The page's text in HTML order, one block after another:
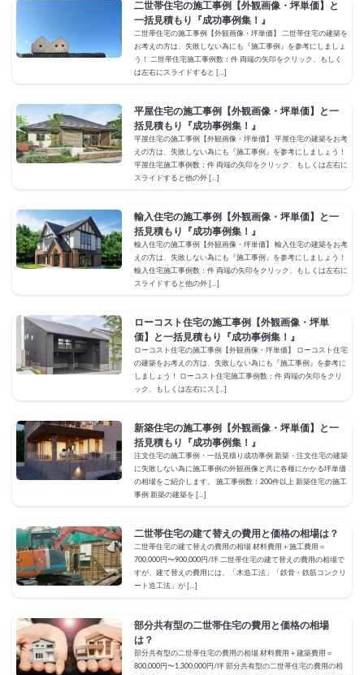
二世帯住宅の施工事例【外観画像・坪単価】と
一括見積もり『成功事例集！』
二世帯住宅の施工事例【外観画像・坪単価】 二世帯住宅の建築を
お考えの方は、失敗しない為にも『施工事例』を参考にしましょ
う！ 二世帯住宅施工事例数：件 両端の矢印をクリック、もしく
は左右にスライドすると […]
平屋住宅の施工事例【外観画像・坪単価】と一
括見積もり『成功事例集！』
平屋住宅の施工事例【外観画像・坪単価】 平屋住宅の建築をお考
えの方は、失敗しない為にも『施工事例』を参考にしましょう！
平屋住宅施工事例数：件 両端の矢印をクリック、もしくは左右に
スライドすると他の外 […]
輸入住宅の施工事例【外観画像・坪単価】と一
括見積もり『成功事例集！』
輸入住宅の施工事例【外観画像・坪単価】 輸入住宅の建築をお考
えの方は、失敗しない為にも『施工事例』を参考にしましょう！
輸入住宅施工事例数：件 両端の矢印をクリック、もしくは左右に
スライドすると他の外 […]
ローコスト住宅の施工事例【外観画像・坪単
価】と一括見積もり『成功事例集！』
ローコスト住宅の施工事例【外観画像・坪単価】 ローコスト住宅
の建築をお考えの方は、失敗しない為にも『施工事例』を参考に
しましょう！ ローコスト住宅施工事例数：件 両端の矢印をクリ
ック、もしくは左右にス […]
新築住宅の施工事例【外観画像・坪単価】と一
括見積もり『成功事例集！』
注文住宅の施工事例・一括見積り成功事例 新築・注文住宅の建築
に失敗しない為に施工事例の外観画像と共に各種にかかる坪単価
の相場をご紹介します。 施工事例数：200件以上 新築住宅の施工
事例 新築の建築を […]
二世帯住宅の建て替えの費用と価格の相場は？
二世帯住宅の建て替えの費用の相場 材料費用＋施工費用＝
700,000円〜900,000円/坪 二世帯住宅の建て替えの費用の相場で
すが、建て替えの費用には、「木造工法」「鉄骨・鉄筋コンクリ
ート造工法」が […]
部分共有型の二世帯住宅の費用と価格の相場
は？
部分共有型の二世帯住宅の費用の相場 材料費用＋建築費用＝
800,000円〜1,300,000円/坪 部分共有型の二世帯住宅の費用の相